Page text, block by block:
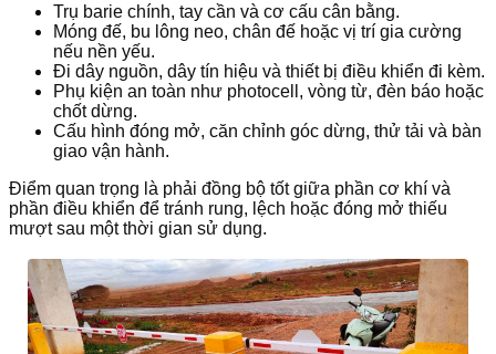
Trụ barie chính, tay cần và cơ cấu cân bằng.
Móng đế, bu lông neo, chân đế hoặc vị trí gia cường
nếu nền yếu.
Đi dây nguồn, dây tín hiệu và thiết bị điều khiển đi kèm.
Phụ kiện an toàn như photocell, vòng từ, đèn báo hoặc
chốt dừng.
Cấu hình đóng mở, căn chỉnh góc dừng, thử tải và bàn
giao vận hành.
Điểm quan trọng là phải đồng bộ tốt giữa phần cơ khí và
phần điều khiển để tránh rung, lệch hoặc đóng mở thiếu
mượt sau một thời gian sử dụng.